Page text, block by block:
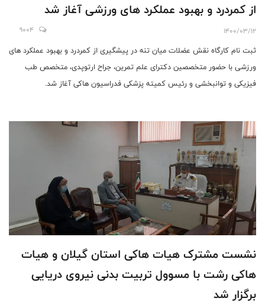
از کمردرد و بهبود عملکرد های ورزشی آغاز شد
1400/03/12
9004
ثبت نام کارگاه نقش عضلات میان تنه در پیشگیری از کمردرد و بهبود عملکرد های
ورزشی با حضور متخصصین دکترای علم تمرین، جراح ارتوپدی، متخصص طب
فیزیکی و توانبخشی و رئیس کمیته پزشکی فدراسیون هاکی آغاز شد.
نشست مشترک هیات‌ ها‌کی استان گیلان و هیات
ها‌کی رشت با مسو‌ول تربیت بدنی نیروی دریایی
برگزار شد